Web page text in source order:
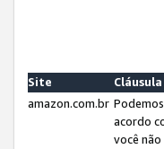
Site
amazon.com.br
acordo
você